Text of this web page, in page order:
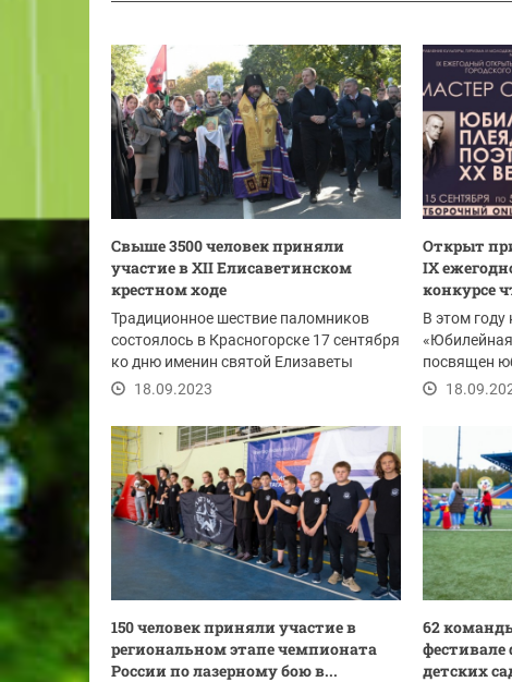
Свыше 3500 человек приняли
участие в XII Елисаветинском
крестном ходе
Традиционное шествие паломников
состоялось в Красногорске 17 сентября
ко дню именин святой Елизаветы
Федоровны.
18.09.2023
Открыт
IX
конкурсе
В этом году
«Юбилейная
посвящен
150 человек приняли участие в
региональном этапе чемпионата
России по лазерному бою в...
62
фестивале
детских